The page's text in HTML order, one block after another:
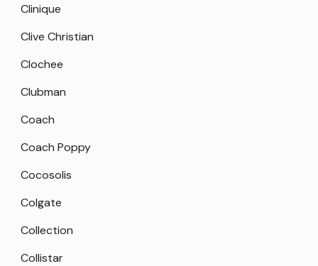
Clinique
Clive Christian
Clochee
Clubman
Coach
Coach Poppy
Cocosolis
Colgate
Collection
Collistar